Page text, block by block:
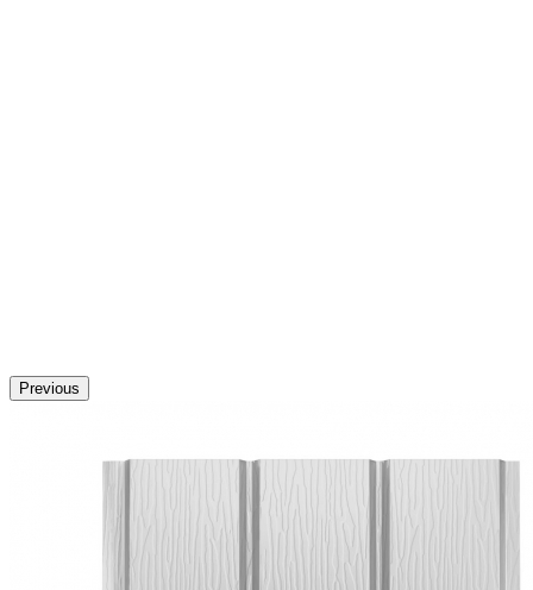
Previous